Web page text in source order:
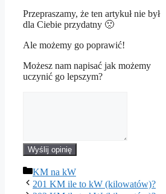
Przepraszamy, że ten artykuł nie był
dla Ciebie przydatny 🙁
Ale możemy go poprawić!
Możesz nam napisać jak możemy
uczynić go lepszym?
Wyślij opinię
Kategorie
KM na kW
201 KM ile to kW (kilowatów)?